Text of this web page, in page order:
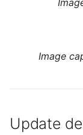
Image
Update